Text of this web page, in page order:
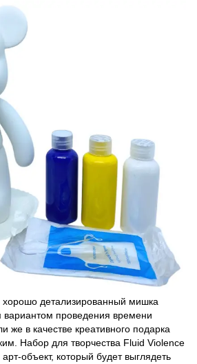
хорошо детализированный мишка
вариантом проведения времени
же в качестве креативного подарка
Набор для творчества Fluid Violence
объект, который будет выглядеть